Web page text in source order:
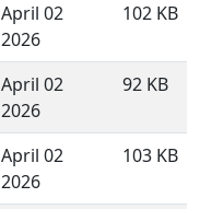
April 02
2026
102 KB
April 02
2026
92 KB
April 02
2026
103 KB